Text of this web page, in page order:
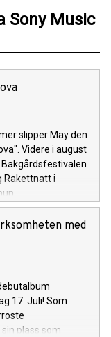
Sony Music
slipper May den
Videre i august
Bakgårdsfestivalen
Rakettnatt i
med
17. Juli! Som
plass som